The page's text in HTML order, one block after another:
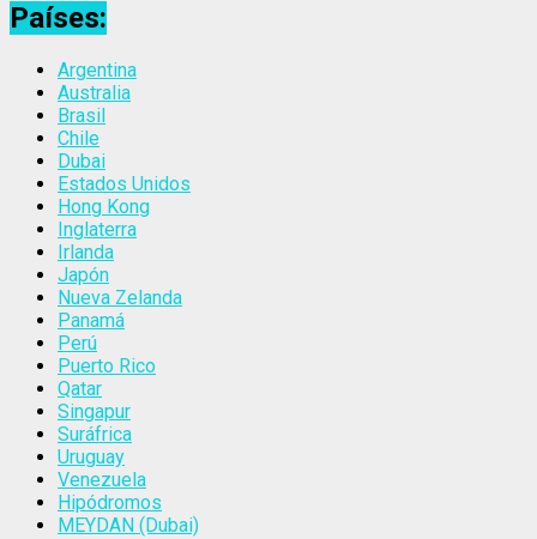
Países:
Argentina
Australia
Brasil
Chile
Dubai
Estados Unidos
Hong Kong
Inglaterra
Irlanda
Japón
Nueva Zelanda
Panamá
Perú
Puerto Rico
Qatar
Singapur
Suráfrica
Uruguay
Venezuela
Hipódromos
MEYDAN (Dubai)